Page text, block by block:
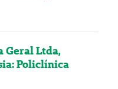
Geral Ltda,
Policlínica